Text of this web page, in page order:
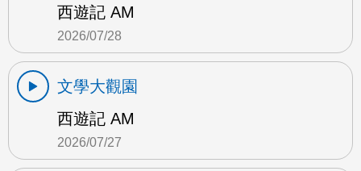
西遊記 AM
2026/07/28
文學大觀園
西遊記 AM
2026/07/27